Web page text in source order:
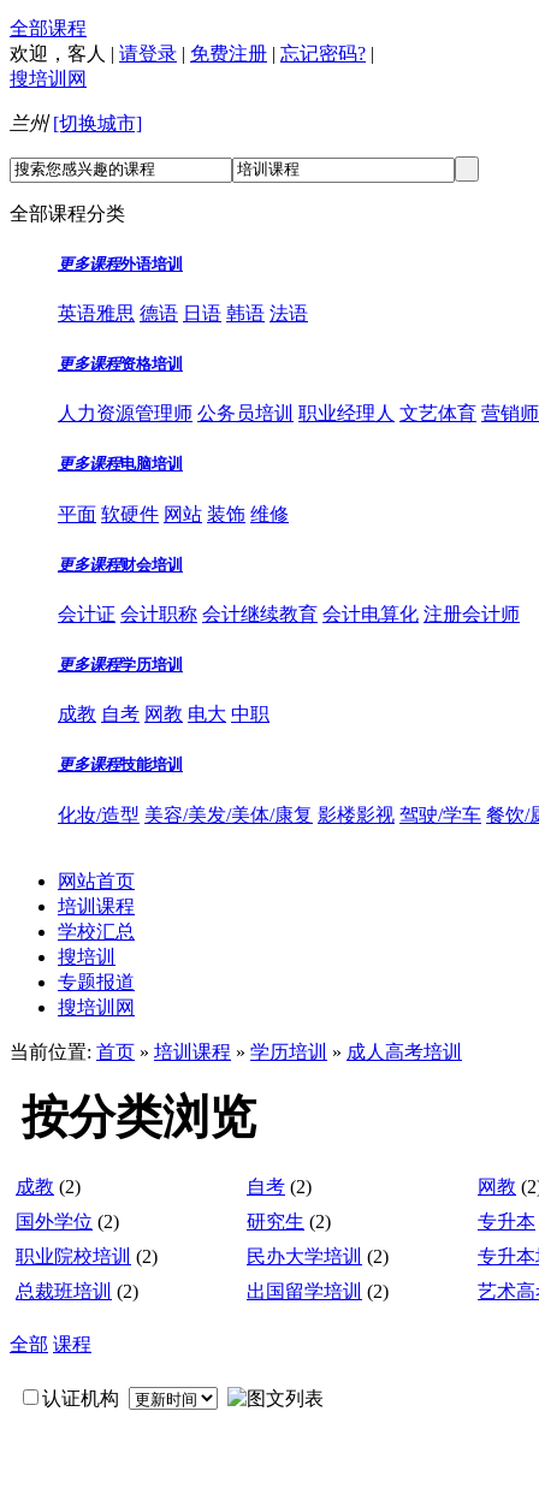
全部课程
欢迎， 客人 | 请登录 | 免费注册 | 忘记密码? |
搜培训网
兰州 [切换城市]
全部课程分类
更多课程外语培训
英语雅思 德语 日语 韩语 法语
更多课程资格培训
人力资源管理师 公务员培训 职业经理人 文艺体育 营销
更多课程电脑培训
平面 软硬件 网站 装饰 维修
更多课程财会培训
会计证 会计职称 会计继续教育 会计电算化 注册会计师
更多课程学历培训
成教 自考 网教 电大 中职
更多课程技能培训
化妆/造型 美容/美发/美体/康复 影楼影视 驾驶/学车 餐饮/
网站首页
培训课程
学校汇总
搜培训
专题报道
搜培训网
当前位置: 首页 » 培训课程 » 学历培训 » 成人高考培训
按分类浏览
成教 (2) 自考 (2) 网教
国外学位 (2) 研究生 (2)
专升本
职业院校培训 (2) 民办大学培训 (2)
专升
总裁班培训 (2) 出国留学培训 (2) 艺术
全部 课程
认证机构